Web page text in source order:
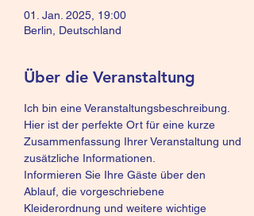
01. Jan. 2025, 19:00
Berlin, Deutschland
Über die Veranstaltung
Ich bin eine Veranstaltungsbeschreibung.
Hier ist der perfekte Ort für eine kurze
Zusammenfassung Ihrer Veranstaltung und
zusätzliche Informationen.
Informieren Sie Ihre Gäste über den
Ablauf, die vorgeschriebene
Kleiderordnung und weitere wichtige